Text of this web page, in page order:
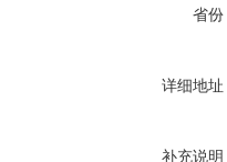
省份
详细地址
补充说明